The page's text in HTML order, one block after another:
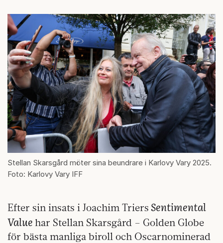
Stellan Skarsgård möter sina beundrare i Karlovy Vary 2025.
Foto: Karlovy Vary IFF
Efter sin insats i Joachim Triers Sentimental
Value har Stellan Skarsgård – Golden Globe
för bästa manliga biroll och Oscarnominerad